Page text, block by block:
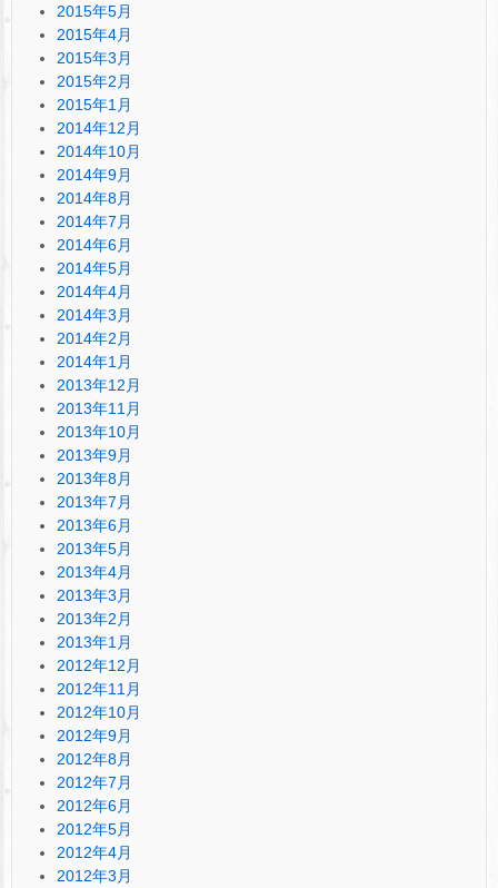
2015年5月
2015年4月
2015年3月
2015年2月
2015年1月
2014年12月
2014年10月
2014年9月
2014年8月
2014年7月
2014年6月
2014年5月
2014年4月
2014年3月
2014年2月
2014年1月
2013年12月
2013年11月
2013年10月
2013年9月
2013年8月
2013年7月
2013年6月
2013年5月
2013年4月
2013年3月
2013年2月
2013年1月
2012年12月
2012年11月
2012年10月
2012年9月
2012年8月
2012年7月
2012年6月
2012年5月
2012年4月
2012年3月